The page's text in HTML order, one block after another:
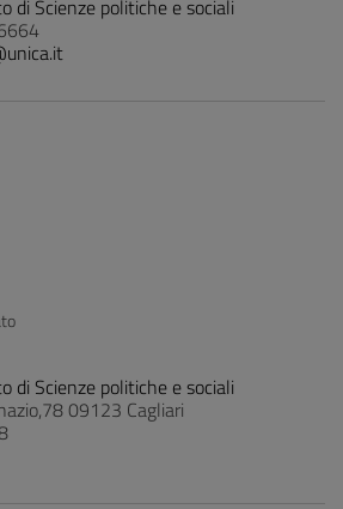
di Scienze politiche e sociali
di Scienze politiche e sociali
09123 Cagliari